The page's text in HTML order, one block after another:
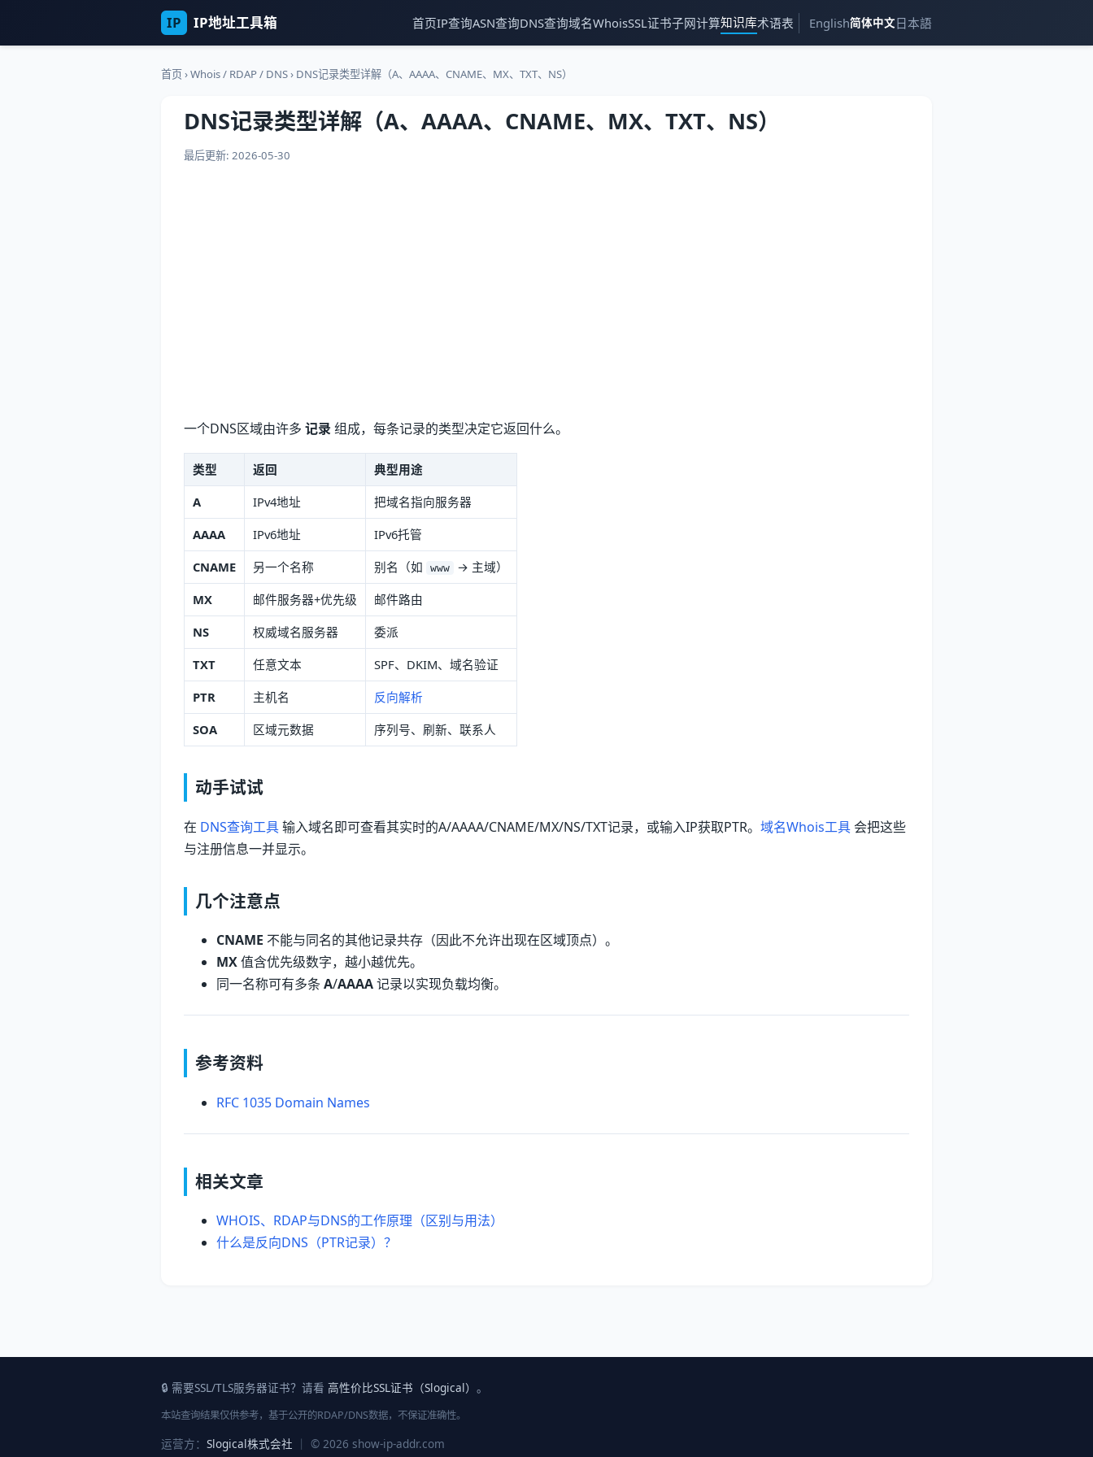
IP IP地址工具箱 首页IP查询ASN查询DNS查询域名WhoisSSL证书子网计算知识库术语表 English简体中文日本語
首页›Whois / RDAP / DNS› DNS记录类型详解（A、AAAA、CNAME、MX、TXT、NS）
DNS记录类型详解（A、AAAA、CNAME、MX、TXT、NS）
最后更新: 2026-05-30
一个DNS区域由许多 记录 组成，每条记录的类型决定它返回什么。
类型 返回
典型用途
A
IPv4地址
把域名指向服务器
AAAA
IPv6地址
IPv6托管
CNAME
另一个名称 别名（如 www
→ 主域）
MX
邮件服务器+优先级
邮件路由
NS
权威域名服务器
委派
TXT
任意文本
SPF、DKIM、域名验证
PTR
主机名
反向解析
SOA
区域元数据 序列号、刷新、联系人
动手试试
在 DNS查询工具输入域名即可查看其实时的A/AAAA/CNAME/MX/NS/TXT记录，或输入IP获取PTR。 域名Whois工具 会把这些
与注册信息一并显示。
几个注意点
CNAME 不能与同名的其他记录共存（因此不允许出现在区域顶点）。
MX值含优先级数字，越小越优先。
同一名称可有多条 A/AAAA记录以实现负载均衡。
参考资料
RFC 1035 Domain Names
相关文章
WHOIS、RDAP与DNS的工作原理（区别与用法）
什么是反向DNS（PTR记录）？
🔒 需要SSL/TLS服务器证书？请看 高性价比SSL证书（Slogical） 。
本站查询结果仅供参考，基于公开的RDAP/DNS数据，不保证准确性。
运营方： Slogical株式会社 ｜ © 2026 show-ip-addr.com